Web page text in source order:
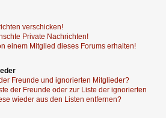
verschicken!
Private Nachrichten!
einem Mitglied dieses Forums erhalten!
Freunde und ignorierten Mitglieder?
der Freunde oder zur Liste der ignorierten
wieder aus den Listen entfernen?